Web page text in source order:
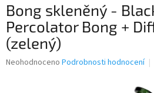
Bong skleněný -
Percolator Bong +
(zelený)
Průměrné
Neohodnoceno Podrobnosti hodnocení